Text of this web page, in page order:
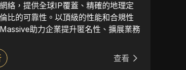
絡，提供全球IP覆蓋、精確的地理定
比的可靠性。以頂級的性能和合規性
助力企業提升匿名性、擴展業務
合，確保在各種使用場景下有效且不
線活動。
查看